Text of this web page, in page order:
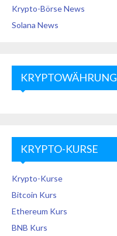
Krypto-Börse News
Solana News
KRYPTOWÄHRUNG
KRYPTO-KURSE
Krypto-Kurse
Bitcoin Kurs
Ethereum Kurs
BNB Kurs